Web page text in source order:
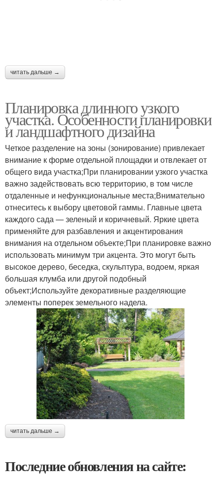
читать дальше →
Планировка длинного узкого
участка. Особенности планировки
и ландшафтного дизайна
Четкое разделение на зоны (зонирование) привлекает
внимание к форме отдельной площадки и отвлекает от
общего вида участка;При планировании узкого участка
важно задействовать всю территорию, в том числе
отдаленные и нефункциональные места;Внимательно
отнеситесь к выбору цветовой гаммы. Главные цвета
каждого сада — зеленый и коричневый. Яркие цвета
применяйте для разбавления и акцентирования
внимания на отдельном объекте;При планировке важно
использовать минимум три акцента. Это могут быть
высокое дерево, беседка, скульптура, водоем, яркая
большая клумба или другой подобный
объект;Используйте декоративные разделяющие
элементы поперек земельного надела.
читать дальше →
Последние обновления на сайте: